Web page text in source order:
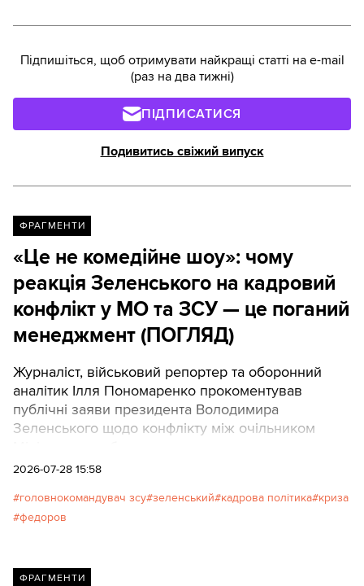
Підпишіться, щоб отримувати найкращі статті на e-mail
(раз на два тижні)
ПІДПИСАТИСЯ
Подивитись свіжий випуск
ФРАГМЕНТИ
«Це не комедійне шоу»: чому
реакція Зеленського на кадровий
конфлікт у МО та ЗСУ — це поганий
менеджмент (ПОГЛЯД)
Журналіст, військовий репортер та оборонний
аналітик Ілля Пономаренко прокоментував
публічні заяви президента Володимира
Зеленського щодо конфлікту між очільником
ЗСУ.На його думку, відмова глибинно
«простішого звільнення» є тривожним сигналом
для країни, яка веде війну на виживання.
2026-07-28 15:58
головнокомандувач зсу зеленський кадрова політика криза
федоров
ФРАГМЕНТИ